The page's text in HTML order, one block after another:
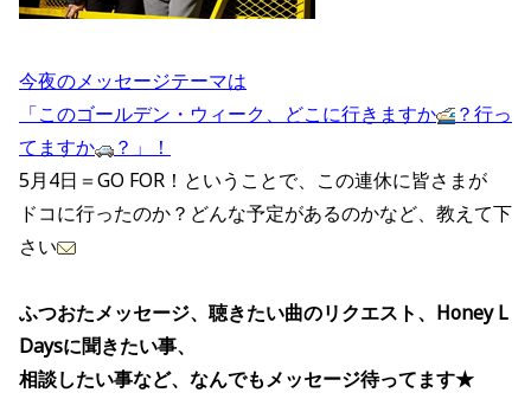
今夜のメッセージテーマは
「このゴールデン・ウィーク、どこに行きますか
？行っ
てますか
？」！
5月4日＝GO FOR！ということで、この連休に皆さまが
ドコに行ったのか？どんな予定があるのかなど、教えて下
さい
ふつおたメッセージ、聴きたい曲のリクエスト、Honey L
Daysに聞きたい事、
相談したい事など、なんでもメッセージ待ってます★